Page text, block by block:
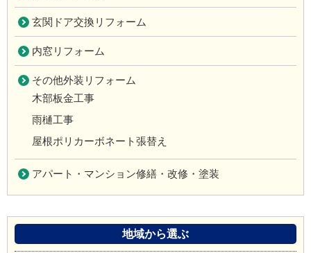
玄関ドア交換リフォーム
内窓リフォーム
その他外装リフォーム
木部板金工事
雨樋工事
屋根ポリカーボネート張替え
アパート・マンション修繕・改修・塗装
地域から選ぶ